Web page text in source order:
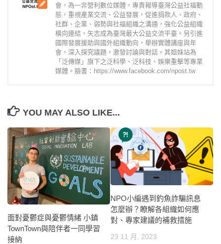
會，為一非營利數位媒體，專責報導臺灣公益社福動
態，重視產業交流、公益發展，促進捐款人、政府、
社群、企業、弱勢與社福組織之溝通，強化公益組織
橫向連結，矢志成為臺灣最大公益交流平臺。另引進
國際發展援助與國外組織動向，舉辦實體講座與年
會，深入探究議題，激發討論與對話。其姐妹站為
「泛傳媒」旗下之泛科學、泛科技、娛樂重擊等專業
媒體。臉書：https://www.facebook.com/npost.tw
YOU MAY ALSO LIKE...
面對憂鬱症與憂鬱情緒 小鎮
TownTown與陪伴者一同學習
接納
NPO小編遇到釣魚詐騙訊息
怎麼辦？瞭解各組織如何應
對、專家建議的補救措施
23 11 月, 2023